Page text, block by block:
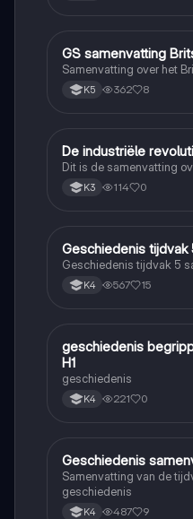
Geschiedenis
GS samenvatting
Samenvatting over het
K5 362 8
Geschiedenis
De industriële
Dit is de samenvatting
K3 114 0
Geschiedenis
Geschiedenis tijdvak
Geschiedenis tijdvak 5
K4 567 15
Geschiedenis
geschiedenis
H1
geschiedenis
K4 221 0
Geschiedenis
Geschiedenis
Samenvatting van de
geschiedenis
K4 487 9